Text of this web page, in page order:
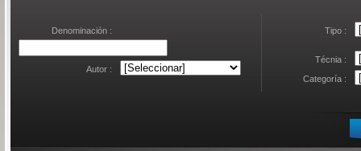
Denominación :
Autor :
Tipo :
Técnia :
Categoría :